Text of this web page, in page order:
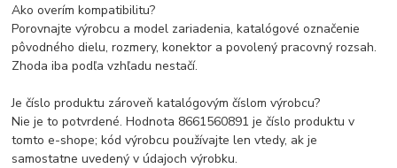
Ako overím kompatibilitu?
Porovnajte výrobcu a model zariadenia, katalógové označenie
pôvodného dielu, rozmery, konektor a povolený pracovný rozsah.
Zhoda iba podľa vzhľadu nestačí.
Je číslo produktu zároveň katalógovým číslom výrobcu?
Nie je to potvrdené. Hodnota 8661560891 je číslo produktu v
tomto e-shope; kód výrobcu používajte len vtedy, ak je
samostatne uvedený v údajoch výrobku.